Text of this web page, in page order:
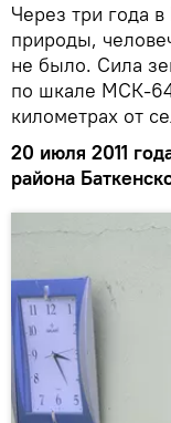
Через три года
природы,
не было. Сила
по шкале МСК-
километрах от
20 июля 2011
района